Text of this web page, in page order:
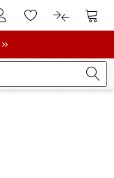
klantenaccount
Naar deNaar de